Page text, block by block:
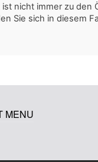
nicht immer zu den
Sie sich in diesem
MENU